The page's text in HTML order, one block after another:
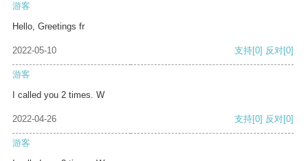
游客
Hello, Greetings fr
2022-05-10 支持[0] 反对[0]
游客
I called you 2 times. W
2022-04-26 支持[0] 反对[0]
游客